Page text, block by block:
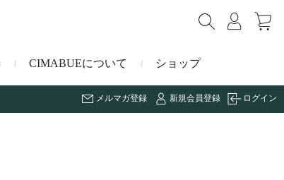
ショルダーバッグ
ミニ財布マルゴー
CIMABUEについて ショップ
メルマガ登録 新規会員登録 ログイン